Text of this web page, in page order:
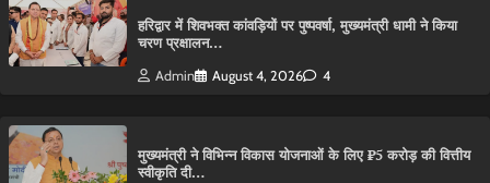
हरिद्वार में शिवभक्त कांवड़ियों पर पुष्पवर्षा, मुख्यमंत्री धामी ने किया
चरण प्रक्षालन…
Admin August 4, 2026 4
मुख्यमंत्री ने विभिन्न विकास योजनाओं के लिए ₹5 करोड़ की वित्तीय
स्वीकृति दी…